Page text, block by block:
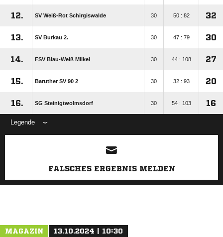
12. SV Weiß-Rot Schirgiswalde 30 50 : 82 32
13. SV Burkau 2. 30 47 : 79 30
14. FSV Blau-Weiß Milkel 30 44 : 108 27
15. Baruther SV 90 2 30 32 : 93 20
16. SG Steinigtwolmsdorf 30 54 : 103 16
Legende
ANZEIGE
FALSCHES ERGEBNIS MELDEN
MAGAZIN 13.10.2024 | 10:30